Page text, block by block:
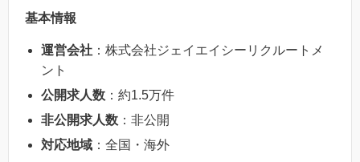
基本情報
運営会社 ：株式会社ジェイエイシーリクルートメ
ント
公開求人数 ：約1.5万件
非公開求人数 ：非公開
対応地域 ：全国・海外